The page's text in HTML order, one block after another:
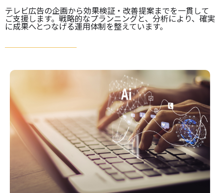
テレビ広告の企画から効果検証・改善提案までを一貫して
ご支援します。戦略的なプランニングと、分析により、確実
に成果へとつなげる運用体制を整えています。